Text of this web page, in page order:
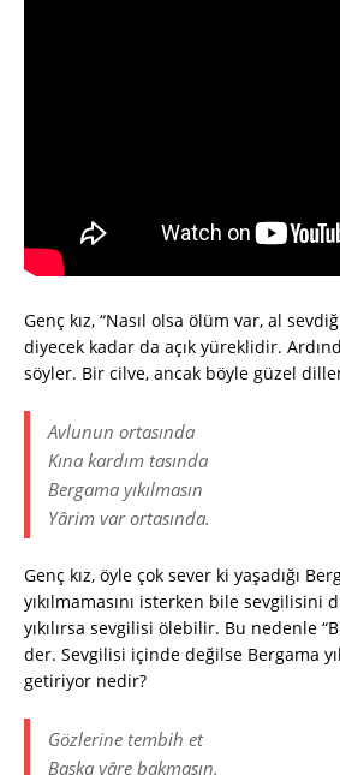
Genç kız, “Nasıl olsa ölüm var, al
diyecek kadar da açık yüreklidir.
söyler. Bir cilve, ancak böyle güzel
Avlunun ortasında
Kına kardım tasında
Bergama yıkılmasın
Yârim var ortasında.
Genç kız, öyle çok sever ki yaşadığı
yıkılmamasını isterken bile sevgilisini
yıkılırsa sevgilisi ölebilir. Bu nedenle
der. Sevgilisi içinde değilse Bergama
getiriyor nedir?
Gözlerine tembih et
Başka yâre bakmasın.